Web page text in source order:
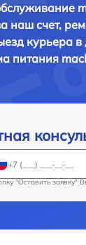
наш счет,
курьера в
питания
"Оставить заявку"